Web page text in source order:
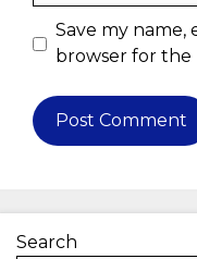
Save my name,
browser for the
Search